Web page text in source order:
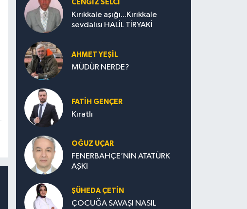
CENGİZ SELCİ
Kırıkkale aşığı...Kırıkkale
sevdalısı HALİL TİRYAKİ
AHMET YEŞİL
MÜDÜR NERDE?
FATIH GENÇER
Kıratlı
OĞUZ UÇAR
FENERBAHÇE’NİN ATATÜRK
AŞKI
ŞÜHEDA ÇETİN
ÇOCUĞA SAVAŞI NASIL